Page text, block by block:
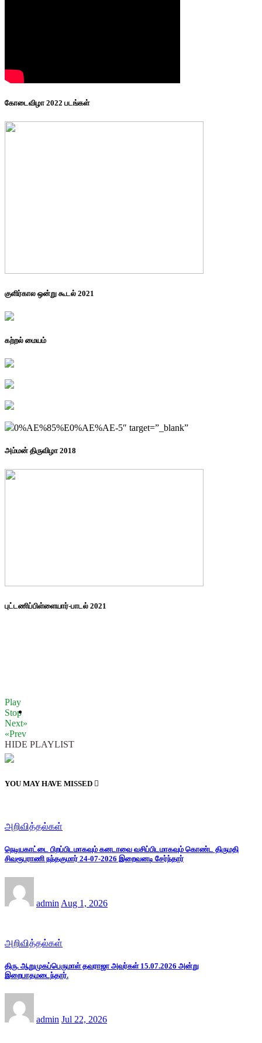
கோடைவிழா 2022 படங்கள்
குளிர்கால ஒன்று கூடல் 2021
கற்றல் மையம்
0%AE%85%E0%AE%AE-5″ target=”_blank”
அம்மன் திருவிழா 2018
புட்டணிப்பிள்ளையார்-பாடல் 2021
Play
Stop
Next»
«Prev
HIDE PLAYLIST
YOU MAY HAVE MISSED
அறிவித்தல்கள்
நெடியகாட்டை பிறப்பிடமாகவும் கனடாவை வசிப்பிடமாகவும் கொண்ட திருமதி
சிவரூபராணி நந்தகுமார் 24-07-2026 இறைவனடி சேர்ந்தார்
admin Aug 1, 2026
அறிவித்தல்கள்
திரு. ஆறுமுகப்பெருமாள் தவராஜா அவர்கள் 15.07.2026 அன்று
இறைபாதமடைந்தார்.
admin Jul 22, 2026